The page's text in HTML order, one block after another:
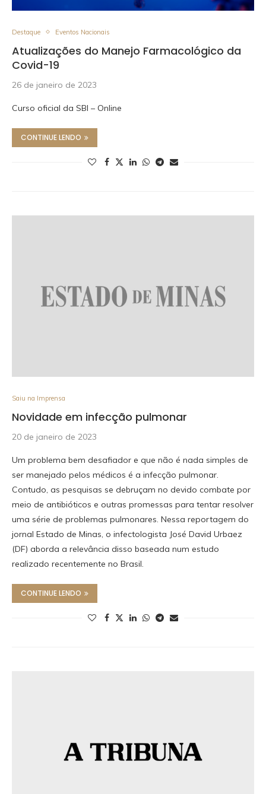
Destaque Eventos Nacionais
Atualizações do Manejo Farmacológico da
Covid-19
26 de janeiro de 2023
Curso oficial da SBI – Online
CONTINUE LENDO
Saiu na Imprensa
Novidade em infecção pulmonar
20 de janeiro de 2023
Um problema bem desafiador e que não é nada simples de
ser manejado pelos médicos é a infecção pulmonar.
Contudo, as pesquisas se debruçam no devido combate por
meio de antibióticos e outras promessas para tentar resolver
uma série de problemas pulmonares. Nessa reportagem do
jornal Estado de Minas, o infectologista José David Urbaez
(DF) aborda a relevância disso baseada num estudo
realizado recentemente no Brasil.
CONTINUE LENDO